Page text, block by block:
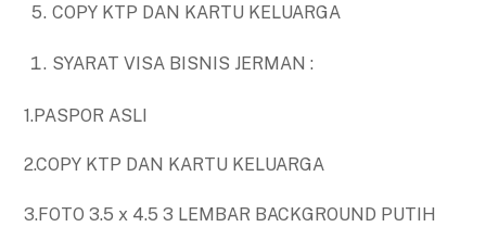
COPY KTP DAN KARTU KELUARGA
SYARAT VISA BISNIS JERMAN :
1.PASPOR ASLI
2.COPY KTP DAN KARTU KELUARGA
3.FOTO 3.5 x 4.5 3 LEMBAR BACKGROUND PUTIH